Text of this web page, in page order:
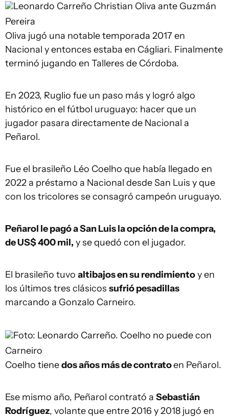
Leonardo Carreño Christian Oliva ante Guzmán
Pereira
Oliva jugó una notable temporada 2017 en
Nacional y entonces estaba en Cágliari. Finalmente
terminó jugando en Talleres de Córdoba.
En 2023, Ruglio fue un paso más y logró algo
histórico en el fútbol uruguayo: hacer que un
jugador pasara directamente de Nacional a
Peñarol.
Fue el brasileño Léo Coelho que había llegado en
2022 a préstamo a Nacional desde San Luis y que
con los tricolores se consagró campeón uruguayo.
Peñarol le pagó a San Luis la opción de la compra,
de US$ 400 mil, y se quedó con el jugador.
El brasileño tuvo altibajos en su rendimientoy en
los últimos tres clásicos sufrió pesadillas
marcando a Gonzalo Carneiro.
Foto: Leonardo Carreño. Coelho no puede con
Carneiro
Coelho tienedos años más de contratoen Peñarol.
Ese mismo año, Peñarol contrató a Sebastián
Rodríguez, volante que entre 2016 y 2018 jugó en